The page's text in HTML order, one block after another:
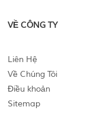
VỀ CÔNG TY
Liên Hệ
Về Chúng Tôi
Điều khoản
Sitemap